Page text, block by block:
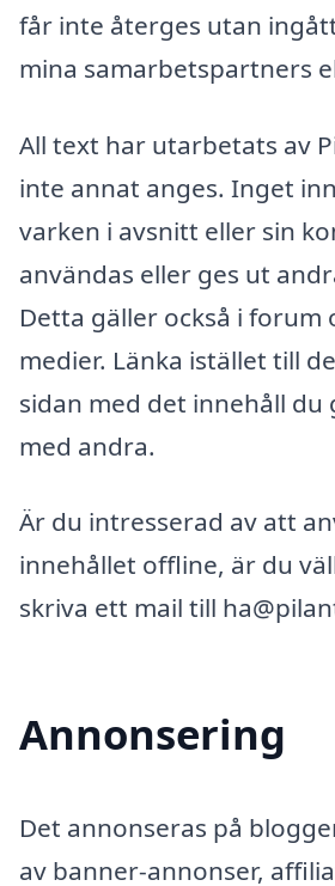
får inte återges utan
mina samarbetspartners
All text har utarbetats av
inte annat anges. Inget
varken i avsnitt eller sin
användas eller ges ut
Detta gäller också i forum
medier. Länka istället till
sidan med det innehåll du
med andra.
Är du intresserad av att
innehållet offline, är du
skriva ett mail till
Annonsering
Det annonseras på
av banner-annonser,